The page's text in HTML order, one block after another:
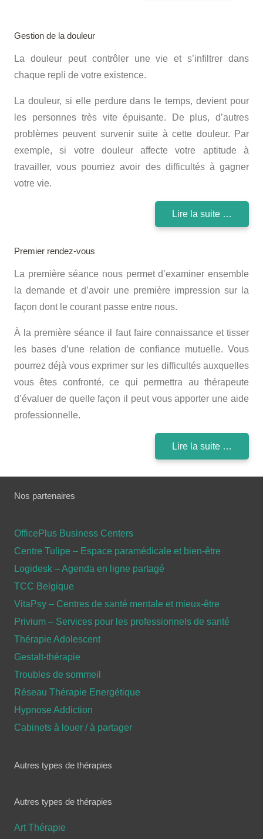
Gestion de la douleur
La douleur peut contrôler une vie et s’infiltrer dans
chaque repli de votre existence.
La douleur, si elle perdure dans le temps, devient pour
les personnes très vite épuisante. De plus, d’autres
problèmes peuvent survenir suite à cette douleur. Par
exemple, si votre douleur affecte votre aptitude à
travailler, vous pourriez avoir des difficultés à gagner
votre vie.
Lire la suite …
Premier rendez-vous
La première séance nous permet d’examiner ensemble
la demande et d’avoir une première impression sur la
façon dont le courant passe entre nous.
À la première séance il faut faire connaissance et tisser
les bases d’une relation de confiance mutuelle. Vous
pourrez déjà vous exprimer sur les difficultés auxquelles
vous êtes confronté, ce qui permettra au thérapeute
d’évaluer de quelle façon il peut vous apporter une aide
professionnelle.
Lire la suite …
Nos partenaires
OfficePlus Business Centers
Centre Tulipe – Espace paramédicale et bien-être
Logidesk – Agenda en ligne partagé
TCC Belgique
VitaPsy – Centres de santé mentale et mieux-être
Privium – Services pour les professionnels de santé
Thérapie Adolescent
Gestalt-thérapie
Troubles de sommeil
Réseau Thérapie Energétique
Hypnose Addiction
Cabinets à louer / à partager
Autres types de thérapies
Autres types de thérapies
Art Thérapie